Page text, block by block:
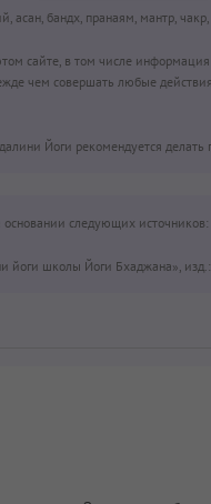
асан, бандх, пранаям, мантр,
сайте, в том числе
чем совершать любые
Йоги рекомендуется делать
основании следующих источников:
йоги школы Йоги Бхаджана»,